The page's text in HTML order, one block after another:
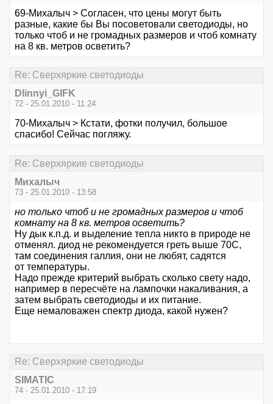
69-Михалыч > Согласен, что цены могут быть
разные, какие бы Вы посоветовали светодиоды, но
только чтоб и не громадных размеров и чтоб комнату
на 8 кв. метров осветить?
Re: Сверхяркие светодиоды
Dlinnyi_GIFK
72 - 25.01.2010 - 11:24
70-Михалыч > Кстати, фотки получил, большое
спасибо! Сейчас погляжу.
Re: Сверхяркие светодиоды
Михалыч
73 - 25.01.2010 - 13:58
но только чтоб и не громадных размеров и чтоб
комнату на 8 кв. метров осветить?
Ну дык к.п.д. и выделение тепла никто в природе не
отменял. диод не рекомендуется греть выше 70С,
там соединения галлия, они не любят, садятся
от температуры.
Надо прежде критерий выбрать сколько свету надо,
например в пересчёте на лампочки накаливания, а
затем выбрать светодиоды и их питание.
Еще немаловажен спектр диода, какой нужен?
Re: Сверхяркие светодиоды
SIMATIC
74 - 25.01.2010 - 17:19